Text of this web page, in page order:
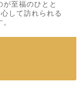
至福のひとと
して訪れられる